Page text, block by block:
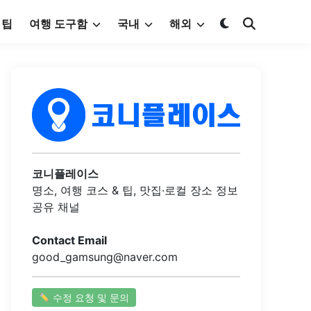
여행 도구함 국내 해외
코니플레이스
명소, 여행 코스 & 팁, 맛집·로컬 장소 정보
공유 채널
Contact Email
good_gamsung@naver.com
수정 요청 및 문의